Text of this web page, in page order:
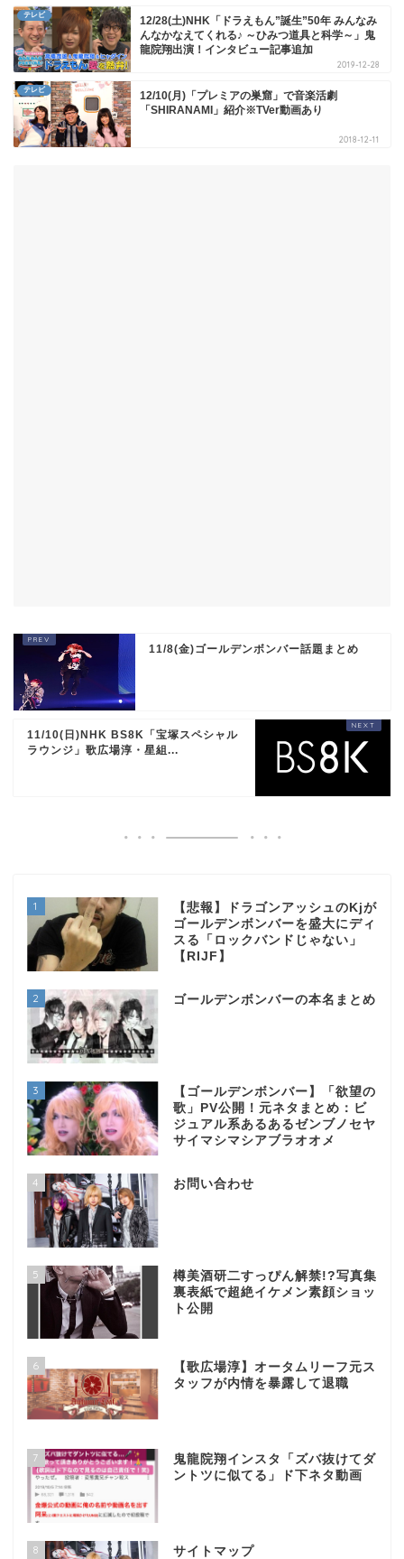
テレビ
12/28(土)NHK「ドラえもん”誕生”50年 みんなみ
んなかなえてくれる♪ ～ひみつ道具と科学～」鬼
龍院翔出演！インタビュー記事追加
2019-12-28
テレビ
12/10(月)「プレミアの巣窟」で音楽活劇
「SHIRANAMI」紹介※TVer動画あり
2018-12-11
11/8(金)ゴールデンボンバー話題まとめ
11/10(日)NHK BS8K「宝塚スペシャル
ラウンジ」歌広場淳・星組...
1
【悲報】ドラゴンアッシュのKjが
ゴールデンボンバーを盛大にディ
スる「ロックバンドじゃない」
【RIJF】
2 ゴールデンボンバーの本名まとめ
3
【ゴールデンボンバー】「欲望の
歌」PV公開！元ネタまとめ：ビ
ジュアル系あるあるゼンブノセヤ
サイマシマシアブラオオメ
4 お問い合わせ
5
樽美酒研二すっぴん解禁!?写真集
裏表紙で超絶イケメン素顔ショッ
ト公開
6
【歌広場淳】オータムリーフ元ス
タッフが内情を暴露して退職
7
鬼龍院翔インスタ「ズバ抜けてダ
ントツに似てる」ド下ネタ動画
8 サイトマップ